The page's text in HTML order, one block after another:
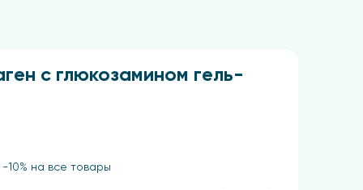
с глюкозамином гель-
10% на все товары